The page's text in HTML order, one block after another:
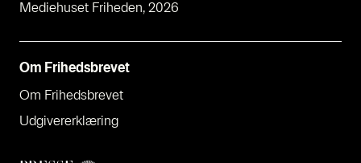
Om Fri­heds­bre­vet
Om Fri­heds­bre­vet
Udgi­ve­rer­klæ­ring
Mediehuset Friheden, 2026